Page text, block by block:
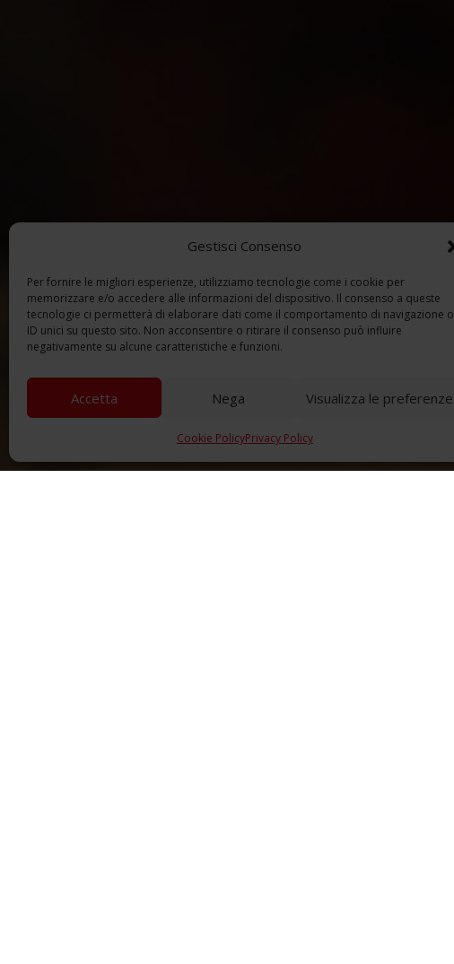
Gestisci Consenso
Per fornire le migliori esperienze, utilizziamo tecnologie come i cookie per
memorizzare e/o accedere alle informazioni del dispositivo. Il consenso a queste
tecnologie ci permetterà di elaborare dati come il comportamento di navigazione o
ID unici su questo sito. Non acconsentire o ritirare il consenso può influire
negativamente su alcune caratteristiche e funzioni.
Accetta Nega Visualizza le preferenze
Cookie PolicyPrivacy Policy